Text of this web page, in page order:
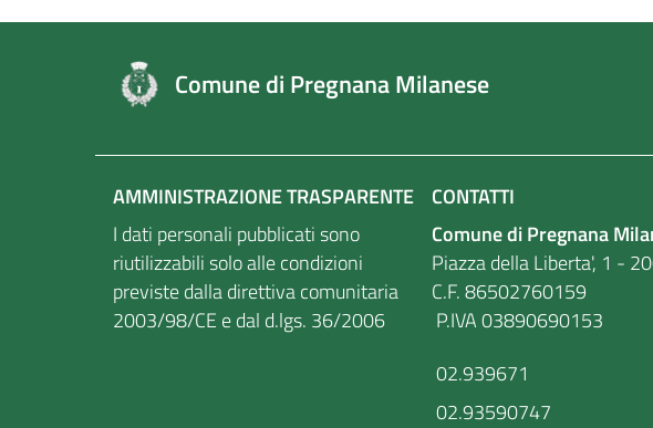
Comune di Pregnana Milanese
AMMINISTRAZIONE TRASPARENTE
I dati personali pubblicati sono
riutilizzabili solo alle condizioni
previste dalla direttiva comunitaria
2003/98/CE e dal d.lgs. 36/2006
CONTATTI
Comune di Pregnana
Piazza della Liberta', 1 -
C.F.
P.IVA 03890690153
02.939671
02.93590747